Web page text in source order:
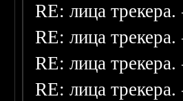
RE: лица трекера.
RE: лица трекера.
RE: лица трекера.
RE: лица трекера.